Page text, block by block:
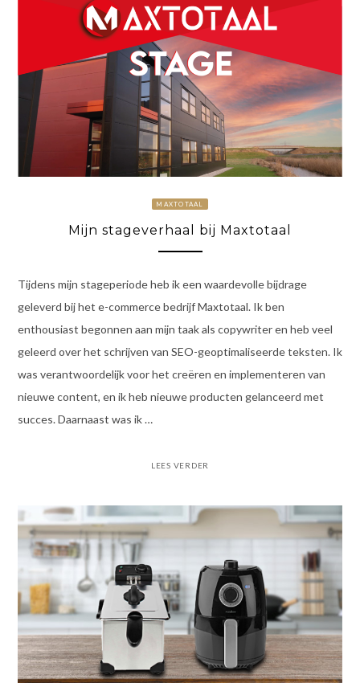
MAXTOTAAL
Mijn stageverhaal bij Maxtotaal
Tijdens mijn stageperiode heb ik een waardevolle bijdrage
geleverd bij het e-commerce bedrijf Maxtotaal. Ik ben
enthousiast begonnen aan mijn taak als copywriter en heb veel
geleerd over het schrijven van SEO-geoptimaliseerde teksten. Ik
was verantwoordelijk voor het creëren en implementeren van
nieuwe content, en ik heb nieuwe producten gelanceerd met
succes. Daarnaast was ik …
LEES VERDER